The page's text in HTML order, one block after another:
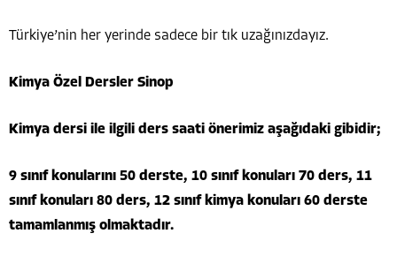
Türkiye’nin her yerinde sadece bir tık uzağınızdayız.
Kimya Özel Dersler Sinop
Kimya dersi ile ilgili ders saati önerimiz aşağıdaki gibidir;
9 sınıf konularını 50 derste, 10 sınıf konuları 70 ders, 11
sınıf konuları 80 ders, 12 sınıf kimya konuları 60 derste
tamamlanmış olmaktadır.